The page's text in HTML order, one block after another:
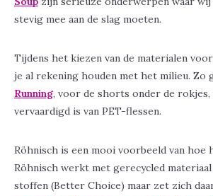
stevig mee aan de slag moeten.
Tijdens het kiezen van de materialen
je al rekening houden met het milieu. Zo
Running, voor de shorts onder de rokjes,
vervaardigd is van PET-flessen.
Röhnisch is een mooi voorbeeld van hoe
Röhnisch werkt met gerecycled
stoffen (Better Choice) maar zet zich